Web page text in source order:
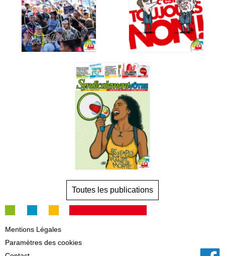
Toutes les publications
Mentions Légales
Paramètres des cookies